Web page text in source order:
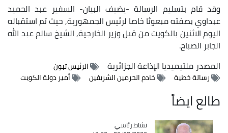
وقد قام بتسليم الرسالة -يضيف البيان- السفير عبد الحميد
عبداوي بصفته مبعوثا خاصا لرئيس الجمهورية, حيث تم استقباله
اليوم الاثنين بالكويت من قبل وزير الخارجية, الشيخ سالم عبد الله
الجابر الصباح.
المصدرملتيميديا الإذاعة الجزائرية
الرئيس تبون
رسالة خطية
خادم الحرمين الشريفين أمير دولة الكويت
طالع ايضاً
Catégorie
نشاط رئاسي